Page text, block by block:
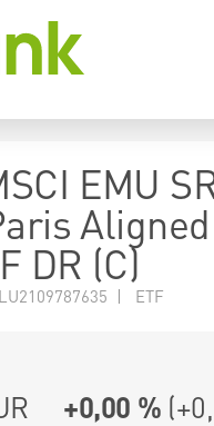
EMU
DR (C)
| ETF
+0,00 % (